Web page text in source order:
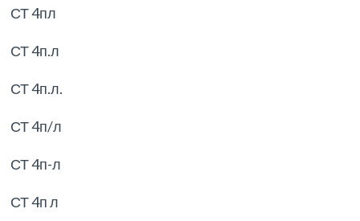
СТ 4пл
СТ 4п.л
СТ 4п.л.
СТ 4п/л
СТ 4п-л
СТ 4п л